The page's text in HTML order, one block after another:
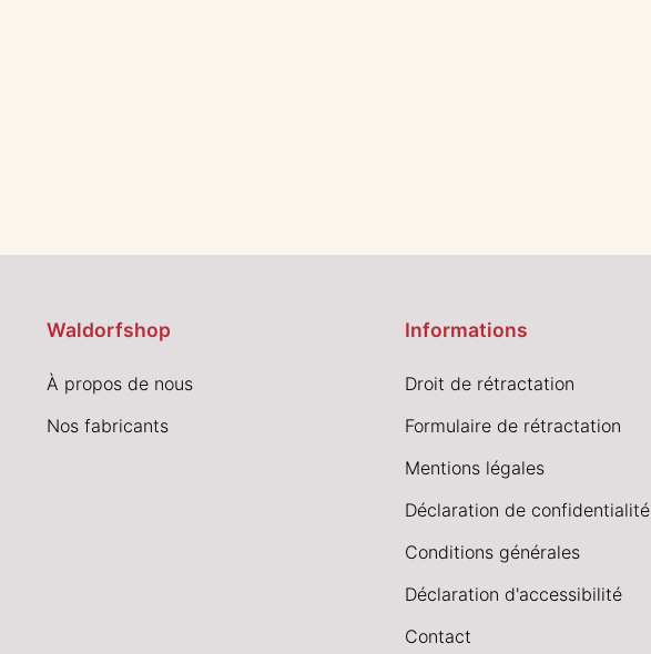
Waldorfshop
À propos de nous
Nos fabricants
Informations
Droit de rétractation
Formulaire de rétractation
Mentions légales
Déclaration de confidentialité
Conditions générales
Déclaration d'accessibilité
Contact